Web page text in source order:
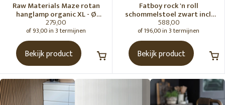
Raw Materials Maze rotan
hanglamp organic XL - Ø
75x31 cm
279,00
of 93,00 in 3 termijnen
Bekijk product
Fatboy rock 'n roll
schommelstoel zwart incl.
original Outdoor zitzak
Stripe Cacao
588,00
of 196,00 in 3 termijnen
Bekijk product